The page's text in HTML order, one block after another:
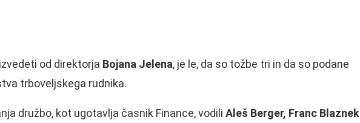
od direktorja Bojana Jelena, je le, da so tožbe tri in da so podane
trboveljskega rudnika.
družbo, kot ugotavlja časnik Finance, vodili Aleš Berger, Franc Blaznek